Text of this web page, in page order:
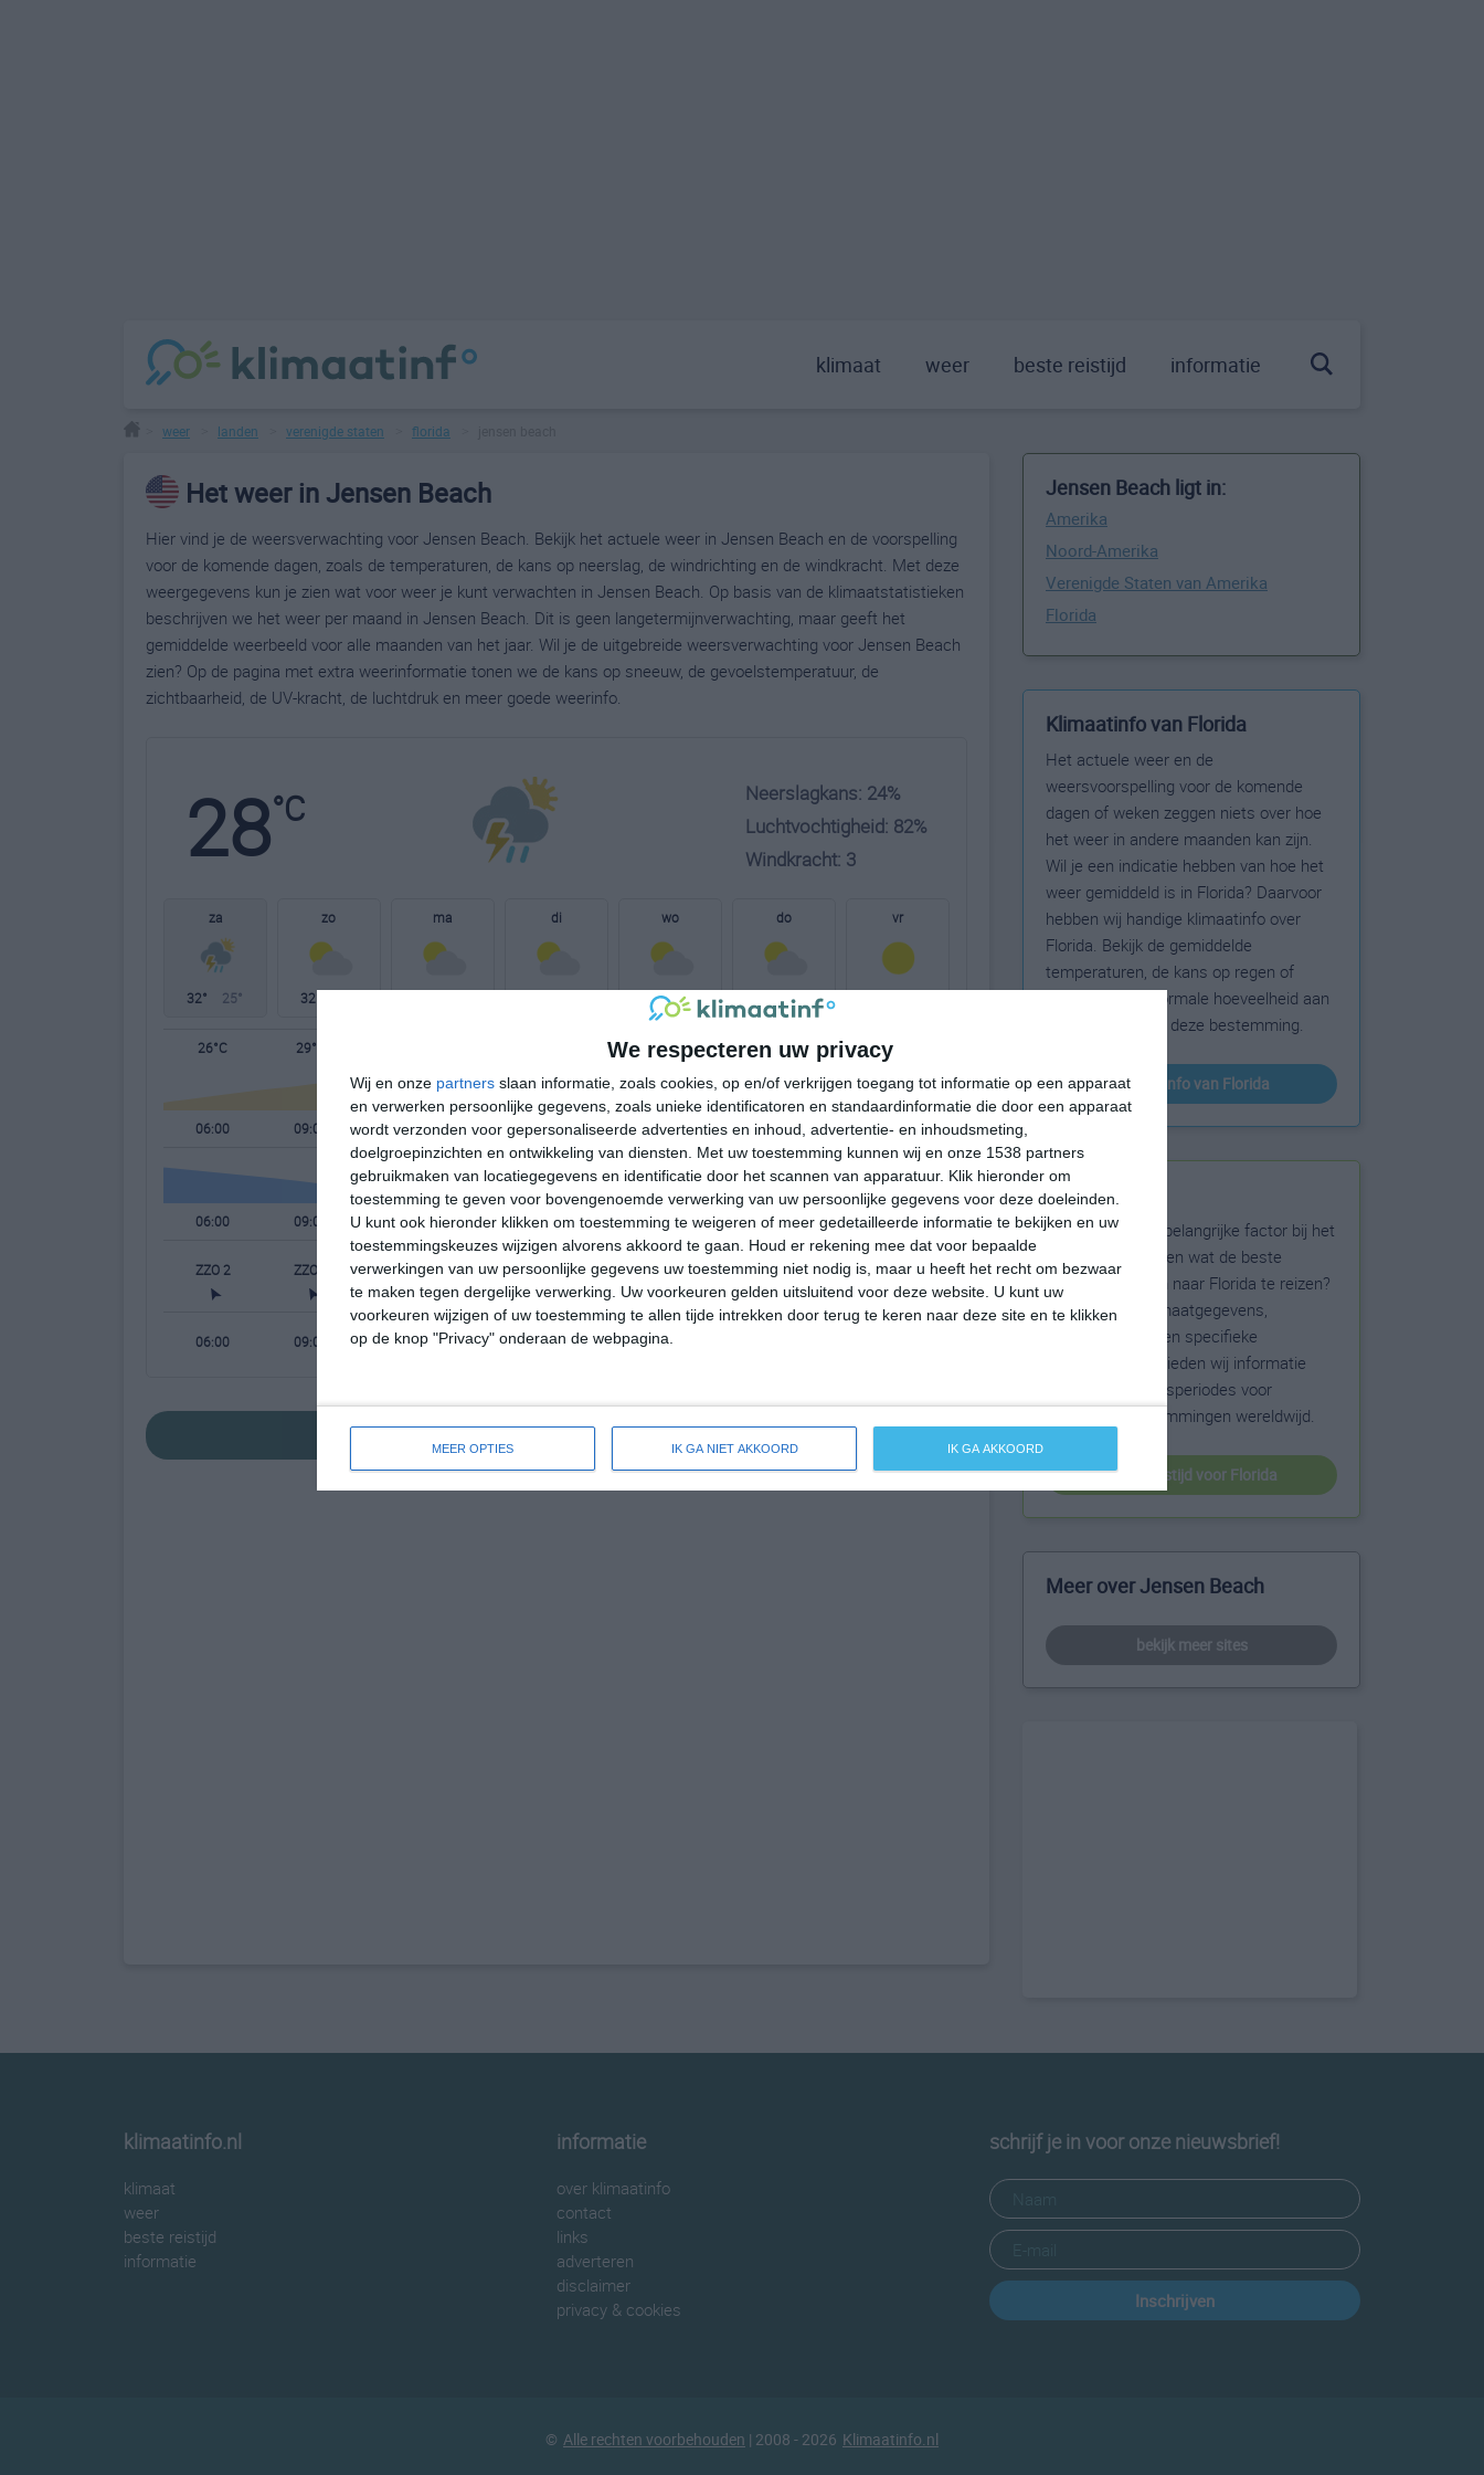
We respecteren uw privacy
Wij en onze partners slaan informatie, zoals cookies, op en/of verkrijgen toegang tot informatie op een apparaat
en verwerken persoonlijke gegevens, zoals unieke identificatoren en standaardinformatie die door een apparaat
wordt verzonden voor gepersonaliseerde advertenties en inhoud, advertentie- en inhoudsmeting,
doelgroepinzichten en ontwikkeling van diensten.
Met uw toestemming kunnen wij en onze 1538 partners
gebruikmaken van locatiegegevens en identificatie door het scannen van apparatuur. Klik hieronder om
toestemming te geven voor bovengenoemde verwerking van uw persoonlijke gegevens voor deze doeleinden.
U kunt ook hieronder klikken om toestemming te weigeren of meer gedetailleerde informatie te bekijken en uw
toestemmingskeuzes wijzigen alvorens akkoord te gaan.
Houd er rekening mee dat voor bepaalde
verwerkingen van uw persoonlijke gegevens uw toestemming niet nodig is, maar u heeft het recht om bezwaar
te maken tegen dergelijke verwerking. Uw voorkeuren gelden uitsluitend voor deze website. U kunt uw
voorkeuren wijzigen of uw toestemming te allen tijde intrekken door terug te keren naar deze site en te klikken
op de knop "Privacy" onderaan de webpagina.
MEER OPTIES IK GA NIET AKKOORD IK GA AKKOORD
klimaat weer beste reistijd informatie
weer landen verenigde staten florida
Het weer in Jensen Beach
Hier vind je de weersverwachting voor Jensen Beach. Bekijk het actuele weer in Jensen Beach en de voorspelling
voor de komende dagen, zoals de temperaturen, de kans op neerslag, de windrichting en de windkracht. Met deze
weergegevens kun je zien wat voor weer je kunt verwachten in Jensen Beach. Op basis van de klimaatstatistieken
beschrijven we het weer per maand in Jensen Beach. Dit is geen langetermijnverwachting, maar geeft het
gemiddelde weerbeeld voor alle maanden van het jaar. Wil je de uitgebreide weersverwachting voor Jensen Beach
zien? Op de pagina met extra weerinformatie tonen we de kans op sneeuw, de gevoelstemperatuur, de
zichtbaarheid, de UV-kracht, de luchtdruk en meer goede weerinfo.
28°C
Neerslagkans: 24%
Luchtvochtigheid: 82%
Windkracht: 3
za
32° 25°
zo
32°
ma di wo
33° 25°
do
25°
vr
26°C 29°C 30°C 27°C 27°C 26°C
06:00 09:00 12:00 15:00 18:00 21:00 00:00 03:00
06:00 09:00 12:00 15:00 18:00 21:00 00:00 03:00
ZZO 2 ZZO 2 ZO 3 OZO 3 OZO 3 OZO 2 ZO 2 ZZO 2
06:00 09:00 12:00 15:00 18:00
bekijk de uitgebreide weersverwachting voor Jensen Beach
Jensen Beach ligt in:
Amerika
Noord-Amerika
Verenigde Staten van Amerika
Florida
Klimaatinfo van Florida
Het actuele weer en de
weersvoorspelling voor de komende
dagen of weken zeggen niets over hoe
het weer in andere maanden kan zijn.
Wil je een indicatie hebben van hoe het
weer gemiddeld is in Florida? Daarvoor
hebben wij handige klimaatinfo over
Florida. Bekijk de gemiddelde
temperaturen, de kans op regen of
sneeuw en de normale hoeveelheid aan
zonneschijn voor deze bestemming.
klimaatinfo van Florida
Beste reistijd
Het weer is een belangrijke factor bij het
reizen. Wil je weten wat de beste
maanden zijn om naar Florida te reizen?
Op basis van klimaatgegevens,
weersextremen en specifieke
weerinformatie bieden wij informatie
over de beste reisperiodes voor
duizenden bestemmingen wereldwijd.
beste reistijd voor Florida
Meer over Jensen Beach
bekijk meer sites
klimaatinfo.nl
klimaat
weer
beste reistijd
informatie
informatie
over klimaatinfo
contact
links
adverteren
disclaimer
privacy & cookies
schrijf je in voor onze nieuwsbrief!
Inschrijven
© Alle rechten voorbehouden | 2008 - 2026 Klimaatinfo.nl